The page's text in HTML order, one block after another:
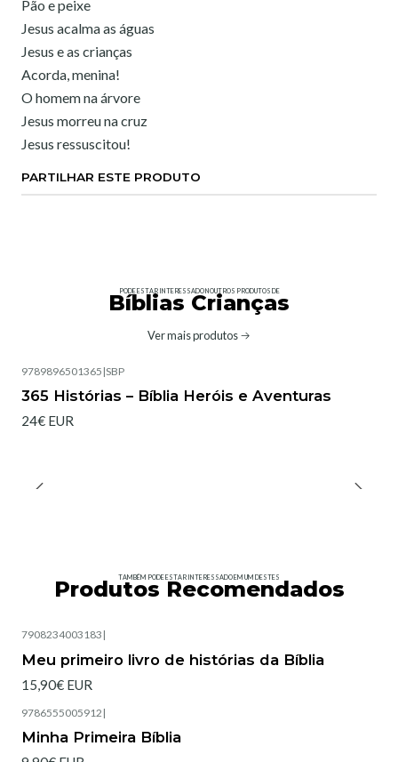
Pão e peixe
Jesus acalma as águas
Jesus e as crianças
Acorda, menina!
O homem na árvore
Jesus morreu na cruz
Jesus ressuscitou!
PARTILHAR ESTE PRODUTO
PODE ESTAR INTERESSADO NOUTROS PRODUTOS DE
Bíblias Crianças
Ver mais produtos
9789896501365 |SBP
365 Histórias – Bíblia Heróis e Aventuras
24€ EUR
TAMBÉM PODE ESTAR INTERESSADO EM UM DESTES
Produtos Recomendados
7908234003183 |
Meu primeiro livro de histórias da Bíblia
15,90€ EUR
9786555005912 |
Minha Primeira Bíblia